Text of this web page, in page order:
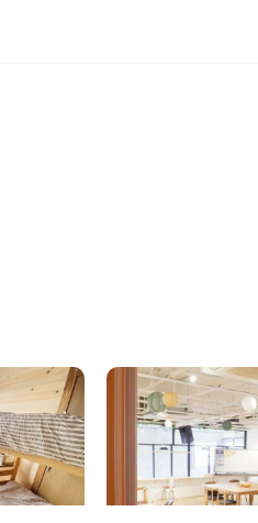
しみやす
家
宮古島B邸
沖縄県 ゲストハウス
【ワンデイ、ワンシ
トリートハウス
この家からの距離 109km